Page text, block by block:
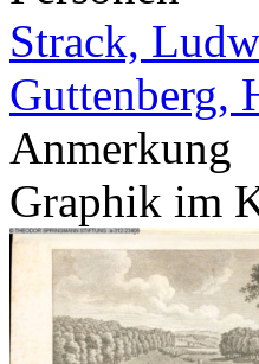
Strack,
Guttenberg,
Anmerkung
Graphik im